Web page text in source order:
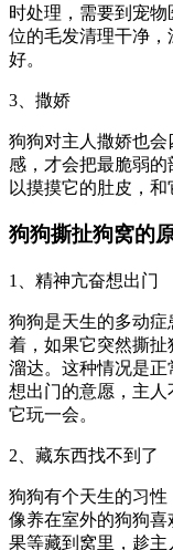
时处理，需要到宠
位的毛发清理干净
好。
3、撒娇
狗狗对主人撒娇也
感，才会把最脆弱
以摸摸它的肚皮，和
狗狗撕扯狗窝的
1、精神亢奋想出门
狗狗是天生的多动
着，如果它突然撕
溜达。这种情况是
想出门的意愿，主
它玩一会。
2、藏东西找不到了
狗狗有个天生的习
像养在室外的狗狗
果等藏到窝里，趁